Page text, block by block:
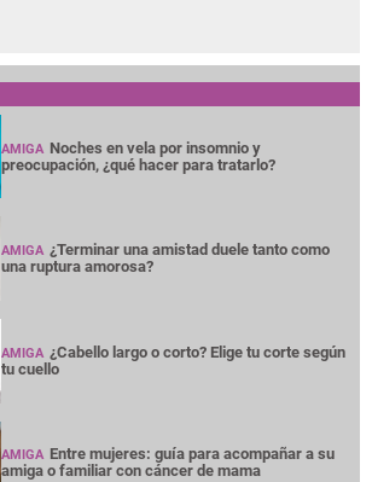
AMIGA Noches en vela por insomnio y
preocupación, ¿qué hacer para tratarlo?
AMIGA ¿Terminar una amistad duele tanto como
una ruptura amorosa?
AMIGA ¿Cabello largo o corto? Elige tu corte según
tu cuello
AMIGA Entre mujeres: guía para acompañar a su
amiga o familiar con cáncer de mama